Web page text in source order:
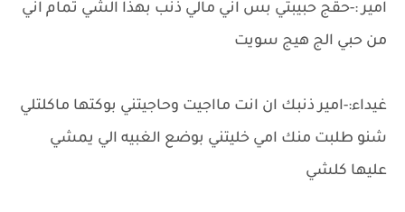
امير :-حقج حبيبتي بس اني مالي ذنب بهذا الشي تمام اني
من حبي الج هيج سويت
غيداء:-امير ذنبك ان انت مااجيت وحاجيتني بوكتها ماكلتلي
شنو طلبت منك امي خليتني بوضع الغبيه الي يمشي
عليها كلشي